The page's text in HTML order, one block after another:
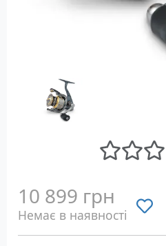
10 899 грн
Немає в наявності